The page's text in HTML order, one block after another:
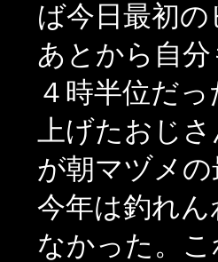
ば今日最初
あとから自
４時半位だ
上げたおじ
が朝マヅメ
今年は釣れ
なかった。